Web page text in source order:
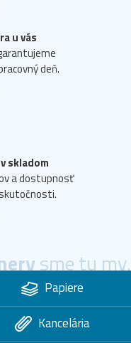
u vás
deň.
skladom
a dostupnosť
sme tu my.
Papiere
Kancelária